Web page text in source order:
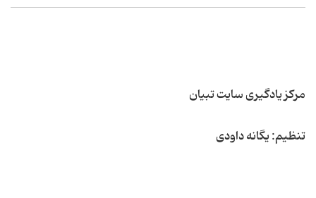
مرکز یادگیری سایت تبیان
تنظیم: یگانه داودی